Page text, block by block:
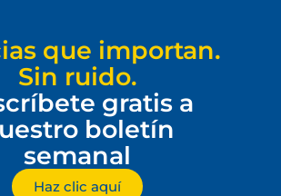
que importan.
Sin ruido.
gratis a
boletín
semanal
Haz clic aquí